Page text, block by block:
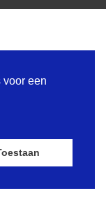
voor een